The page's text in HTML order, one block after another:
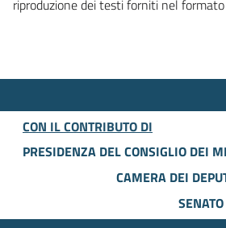
riproduzione dei testi forniti nel
CON IL CONTRIBUTO DI
PRESIDENZA DEL CONSIGLIO DEI
CAMERA DEI